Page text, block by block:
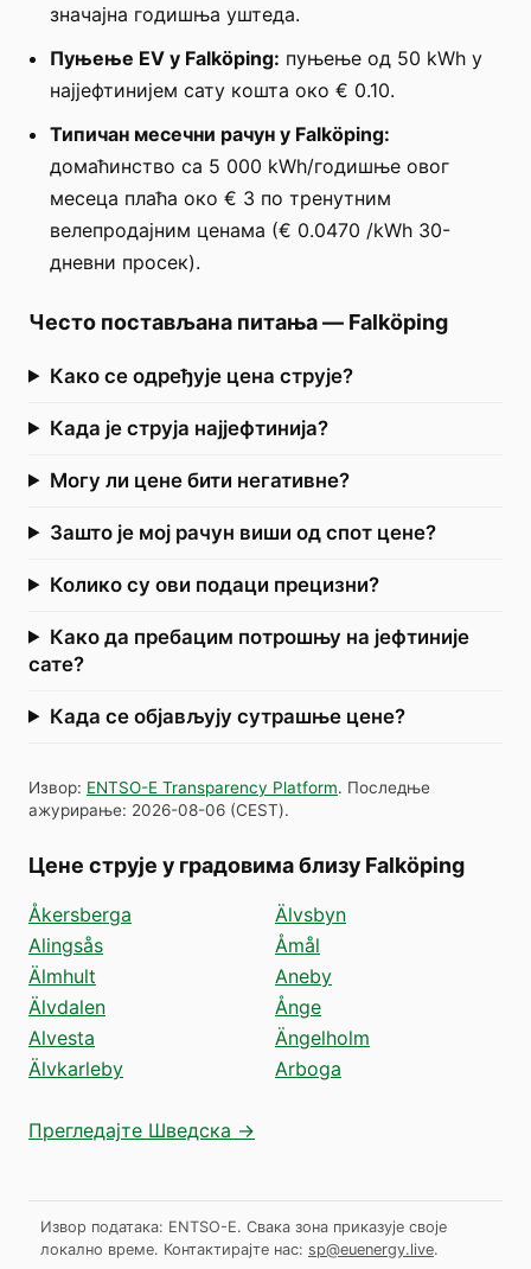
значајна годишња уштеда.
Пуњење EV у Falköping: пуњење од 50 kWh у
најјефтинијем сату кошта око € 0.10.
Типичан месечни рачун у Falköping:
домаћинство са 5 000 kWh/годишње овог
месеца плаћа око € 3 по тренутним
велепродајним ценама (€ 0.0470 /kWh 30-
дневни просек).
Често постављана питања— Falköping
Како се одређује цена струје?
Када је струја најјефтинија?
Могу ли цене бити негативне?
Зашто је мој рачун виши од спот цене?
Колико су ови подаци прецизни?
Како да пребацим потрошњу на јефтиније
сате?
Када се објављују сутрашње цене?
Извор: ENTSO-E Transparency Platform. Последње
ажурирање: 2026-08-06 (CEST).
Цене струје у градовима близу Falköping
Åkersberga
Alingsås
Älmhult
Älvdalen
Alvesta
Älvkarleby
Älvsbyn
Åmål
Aneby
Ånge
Ängelholm
Arboga
Прегледајте Шведска →
Извор података: ENTSO-E. Свака зона приказује своје
локално време. Контактирајте нас: sp@euenergy.live.